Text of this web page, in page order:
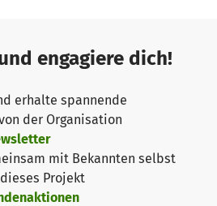
Sie erreichen uns
Entlastung und für
die ehrenamtlichen
– für den Landkreis
Hospizdienst der Caritas
Land über den Hospizverein
engagiere dich!
erhalte spannende
der Organisation
mit Bekannten selbst
Projekt